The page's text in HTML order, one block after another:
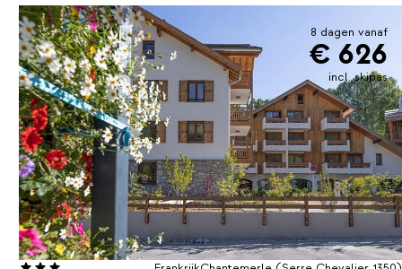
8 dagen vanaf
€ 626
incl. skipas